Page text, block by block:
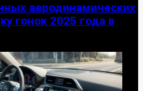
аеродинамических
гонок 2025 года в